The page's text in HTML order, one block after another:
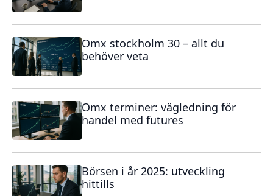
Omx stockholm 30 – allt du
behöver veta
Omx terminer: vägledning för
handel med futures
Börsen i år 2025: utveckling
hittills